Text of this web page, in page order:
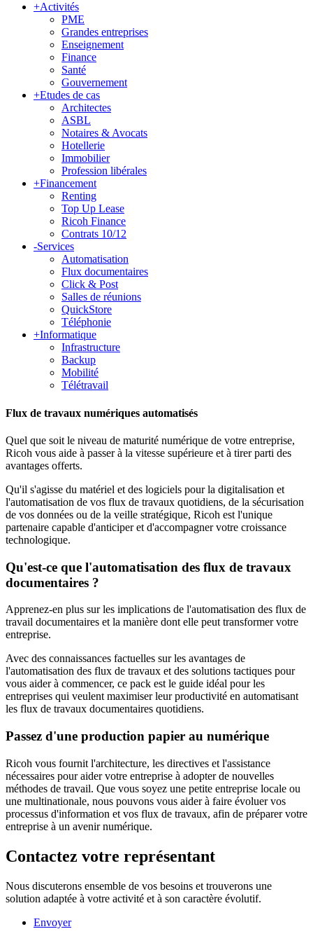
+Activités
PME
Grandes entreprises
Enseignement
Finance
Santé
Gouvernement
+Etudes de cas
Architectes
ASBL
Notaires & Avocats
Hotellerie
Immobilier
Profession libérales
+Financement
Renting
Top Up Lease
Ricoh Finance
Contrats 10/12
-Services
Automatisation
Flux documentaires
Click & Post
Salles de réunions
QuickStore
Téléphonie
+Informatique
Infrastructure
Backup
Mobilité
Télétravail
Flux de travaux numériques automatisés
Quel que soit le niveau de maturité numérique de votre entreprise,
Ricoh vous aide à passer à la vitesse supérieure et à tirer parti des
avantages offerts.
Qu'il s'agisse du matériel et des logiciels pour la digitalisation et
l'automatisation de vos flux de travaux quotidiens, de la sécurisation
de vos données ou de la veille stratégique, Ricoh est l'unique
partenaire capable d'anticiper et d'accompagner votre croissance
technologique.
Qu'est-ce que l'automatisation des flux de travaux
documentaires ?
Apprenez-en plus sur les implications de l'automatisation des flux de
travail documentaires et la manière dont elle peut transformer votre
entreprise.
Avec des connaissances factuelles sur les avantages de
l'automatisation des flux de travaux et des solutions tactiques pour
vous aider à commencer, ce pack est le guide idéal pour les
entreprises qui veulent maximiser leur productivité en automatisant
les flux de travaux documentaires quotidiens.
Passez d'une production papier au numérique
Ricoh vous fournit l'architecture, les directives et l'assistance
nécessaires pour aider votre entreprise à adopter de nouvelles
méthodes de travail. Que vous soyez une petite entreprise locale ou
une multinationale, nous pouvons vous aider à faire évoluer vos
processus d'information et vos flux de travaux, afin de préparer votre
entreprise à un avenir numérique.
Contactez votre représentant
Nous discuterons ensemble de vos besoins et trouverons une
solution adaptée à votre activité et à son caractère évolutif.
Envoyer